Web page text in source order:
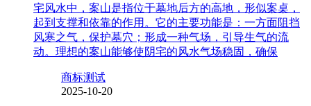
宅风水中，案山是指位于墓地后方的高地，形似案桌，
起到支撑和依靠的作用。它的主要功能是：一方面阻挡
风寒之气，保护墓穴；形成一种气场，引导生气的流
动。理想的案山能够使阴宅的风水气场稳固，确保
商标测试
2025-10-20